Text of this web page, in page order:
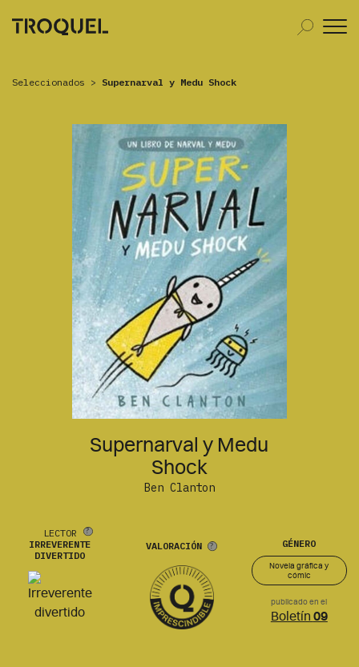
Seleccionados > Supernarval y Medu Shock
Supernarval y Medu
Shock
Ben Clanton
LECTOR
IRREVERENTE
DIVERTIDO
VALORACIÓN GÉNERO
Novela gráfica y
cómic
publicado en el
Boletín 09